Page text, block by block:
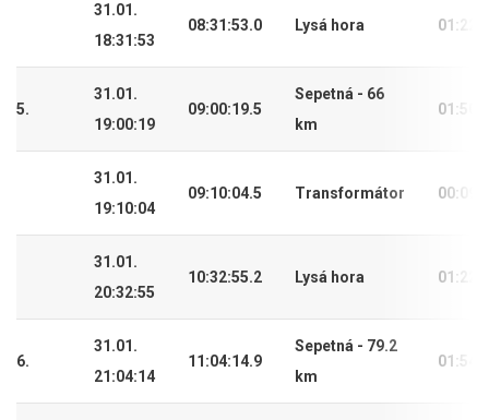
31.01.
18:31:53
08:31:53.0 Lysá hora
5.
31.01.
19:00:19
09:00:19.5
Sepetná - 66
km
31.01.
19:10:04
09:10:04.5 Transformátor
31.01.
20:32:55
10:32:55.2 Lysá hora
6.
31.01.
21:04:14
11:04:14.9
Sepetná - 79.2
km